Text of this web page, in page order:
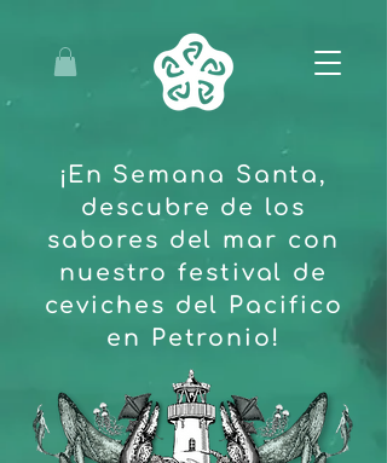
¡En Semana Santa,
descubre de los
sabores del mar con
nuestro festival de
ceviches del Pacifico
en Petronio!